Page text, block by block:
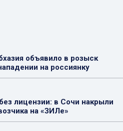
объявило в розыск
на россиянку
лицензии: в Сочи накрыли
на «ЗИЛе»